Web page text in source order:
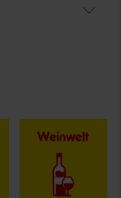
Weinwelt